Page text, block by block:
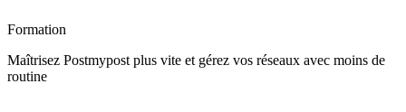
Formation
Maîtrisez Postmypost plus vite et gérez vos réseaux avec moins de
routine